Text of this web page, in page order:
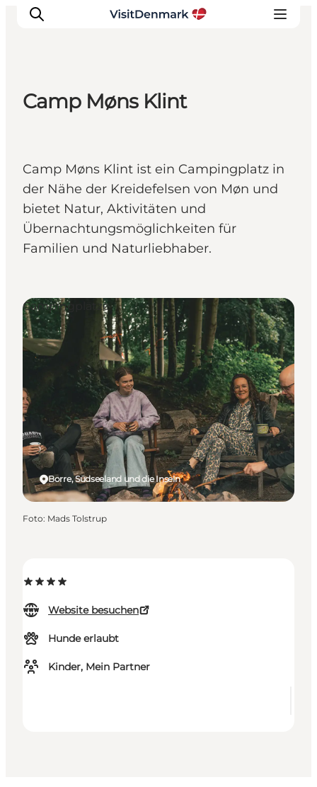
Erlebnisse
Unterkünfte
Reiseplanung
Camp Møns Klint
Camp Møns Klint ist ein Campingplatz in
der Nähe der Kreidefelsen von Møn und
bietet Natur, Aktivitäten und
Übernachtungsmöglichkeiten für
Familien und Naturliebhaber.
Website besuchen
Hunde erlaubt
Kinder, Mein Partner
Borre, Südseeland und die Inseln
Campingplätze
Foto: Mads Tolstrup